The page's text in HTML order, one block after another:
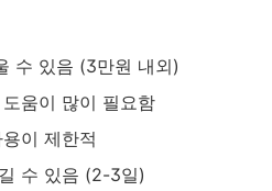
수 있음 (3만원 내외)
움이 많이 필요함
이 제한적
수 있음 (2-3일)